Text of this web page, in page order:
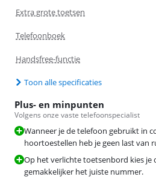
Extra grote toetsen
Telefoonboek
Handsfree-functie
Toon alle specificaties
Plus- en minpunten
Volgens onze vaste telefoonspecialist
Wanneer je de telefoon gebruikt in
hoortoestellen heb je geen last van
Op het verlichte toetsenbord kies je
gemakkelijker het juiste nummer.